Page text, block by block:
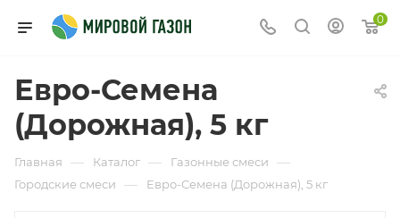
0
Евро-Семена
(Дорожная), 5 кг
Главная — Каталог — Газонные смеси —
Городские смеси — Евро-Семена (Дорожная), 5 кг